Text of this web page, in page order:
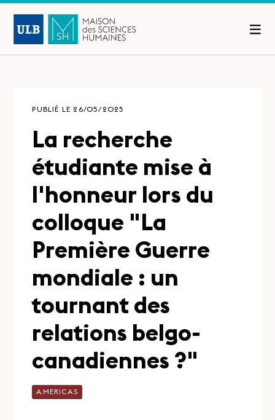
PUBLIÉ LE 26/05/2025
La recherche
étudiante mise à
l'honneur lors du
colloque "La
Première Guerre
mondiale : un
tournant des
relations belgo-
canadiennes ?"
AMERICAS